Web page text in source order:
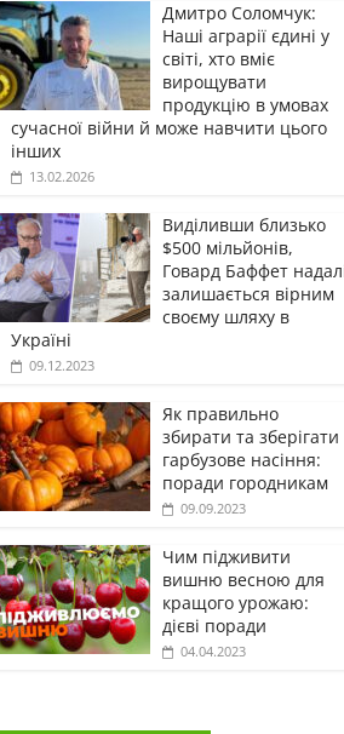
Дмитро Соломчук:
Наші аграрії єдині у
світі, хто вміє
вирощувати
продукцію в умовах
сучасної війни й може навчити цього
інших
13.02.2026
Виділивши близько
$500 мільйонів,
Говард Баффет
залишається вірним
своєму шляху в
Україні
09.12.2023
Як правильно
збирати та зберігати
гарбузове насіння:
поради городникам
09.09.2023
Чим підживити
вишню весною для
кращого урожаю:
дієві поради
04.04.2023